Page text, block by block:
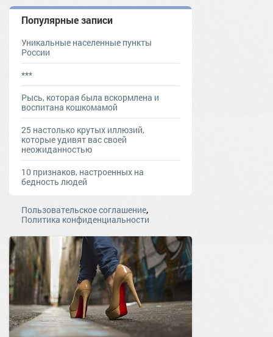
Популярные записи
Уникальные населенные пункты
России
***
Рысь, которая была вскормлена и
воспитана кошкомамой
25 настолько крутых иллюзий,
которые удивят вас своей
неожиданностью
10 признаков, настроенных на
бедность людей
Пользовательское соглашение,
Политика конфиденциальности